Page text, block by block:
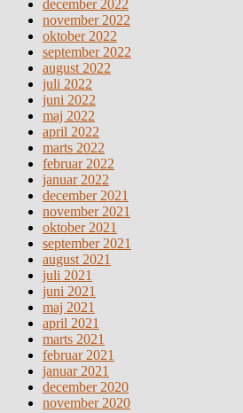
december 2022
november 2022
oktober 2022
september 2022
august 2022
juli 2022
juni 2022
maj 2022
april 2022
marts 2022
februar 2022
januar 2022
december 2021
november 2021
oktober 2021
september 2021
august 2021
juli 2021
juni 2021
maj 2021
april 2021
marts 2021
februar 2021
januar 2021
december 2020
november 2020